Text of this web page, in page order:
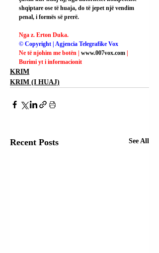
shqiptare ose të huaja, do të jepet një vendim
penal, i formës së prerë.
Nga z. Erton Duka.
© Copyright | Agjencia Telegrafike Vox
Ne të njohim me botën | www.007vox.com
Burimi yt i informacionit
KRIM
KRIM (I HUAJ)
Recent Posts See All